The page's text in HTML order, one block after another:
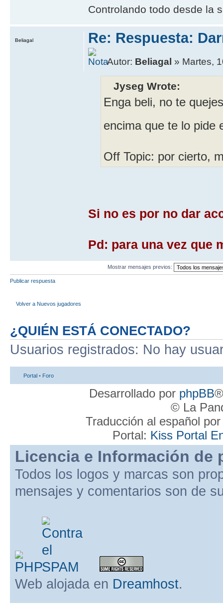
Controlando todo desde la
Re: Respuesta:
Autor: Beliagal » Martes,
Jyseg Wrote:
Enga beli, no te
encima que te lo pide
Off Topic: por cierto,
Si no es por no dar
Pd: para una vez que
Beliagal
Mostrar mensajes previos:
Publicar respuesta
Volver a Nuevos jugadores
¿QUIÉN ESTÁ CONECTADO?
Usuarios registrados: No hay
Portal • Foro
Desarrollado por phpBB
© La
Traducción al español
Portal: Kiss Portal
Licencia e Información de
Todos los logos y marcas son
mensajes y comentarios son de
Web alojada en Dreamhost.